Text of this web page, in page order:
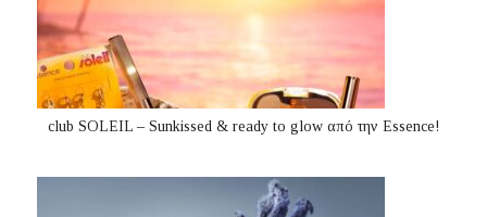
club SOLEIL – Sunkissed & ready to glow από την Essence!